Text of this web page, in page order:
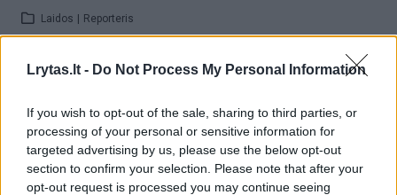
Lrytas.lt - Do Not Process My Personal Information
If you wish to opt-out of the sale, sharing to third parties, or
processing of your personal or sensitive information for
targeted advertising by us, please use the below opt-out
section to confirm your selection. Please note that after your
opt-out request is processed you may continue seeing
Laidos Reporteris
Visi įrašai
Žiūrimiausi įrašai